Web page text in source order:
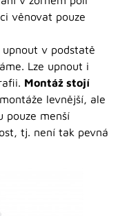
věnovat pouze
v podstatě
Lze upnout i
Montáž stojí
levnější, ale
pouze menší
tj. není tak pevná